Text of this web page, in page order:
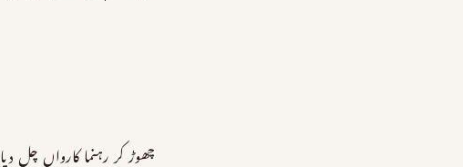
چھوڑ کر رہنما کارواں چل دیا